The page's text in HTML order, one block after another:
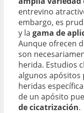
entrevino
embargo, es
y la gama de
Aunque ofrecen
son
herida. Estudios
algunos apósitos
heridas
de un apósito
de cicatrización.